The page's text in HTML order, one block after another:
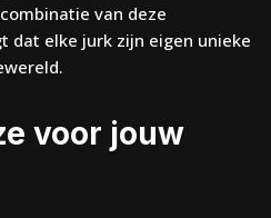
van deze
dat elke jurk zijn eigen unieke
voor jouw